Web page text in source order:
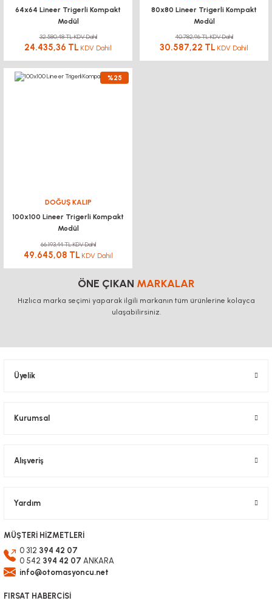
64x64 Lineer Trigerli Kompakt
Modül
32.580,48 TL KDV Dahil
24.435,36 TL KDV Dahil
80x80 Lineer Trigerli Kompakt
Modül
40.782,96 TL KDV Dahil
30.587,22 TL KDV Dahil
%25
DOĞUŞ KALIP
100x100 Lineer Trigerli Kompakt
Modül
66.193,44 TL KDV Dahil
49.645,08 TL KDV Dahil
ÖNE ÇIKAN MARKALAR
Hızlıca marka seçimi yaparak ilgili markanın tüm ürünlerine kolayca
ulaşabilirsiniz.
Üyelik
Kurumsal
Alışveriş
Yardım
MÜŞTERİ HİZMETLERİ
0 312 394 42 07
0 542 394 42 07 ANKARA
info@otomasyoncu.net
FIRSAT HABERCİSİ